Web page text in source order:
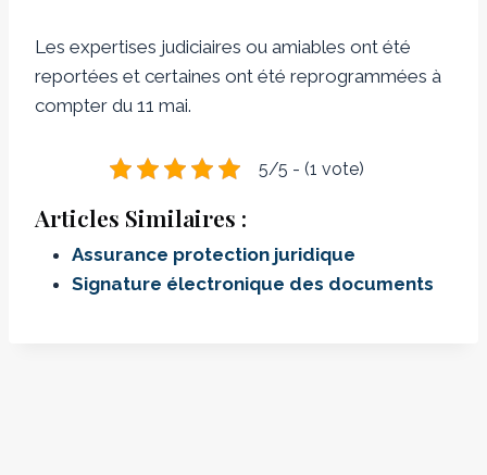
Les expertises judiciaires ou amiables ont été
reportées et certaines ont été reprogrammées à
compter du 11 mai.
5/5 - (1 vote)
Articles Similaires :
Assurance protection juridique
Signature électronique des documents